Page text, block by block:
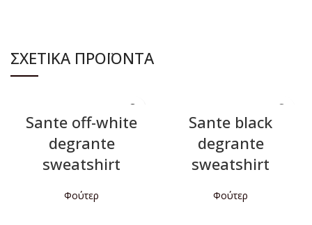
ΣΧΕΤΙΚΆ ΠΡΟΪΌΝΤΑ
Sante off-white
degrante
sweatshirt
Φούτερ
Sante black
degrante
sweatshirt
Φούτερ